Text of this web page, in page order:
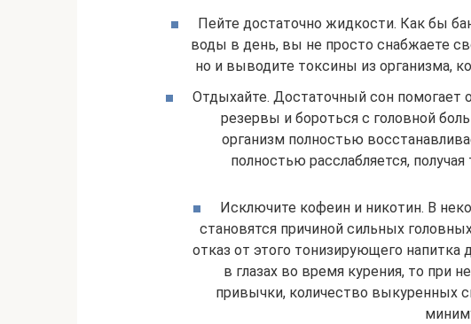
Пейте достаточно жидкости. Как бы
воды в день, вы не просто снабжаете
но и выводите токсины из организма,
Отдыхайте. Достаточный сон помогает
резервы и бороться с головной
организм полностью
полностью расслабляется,
Исключите кофеин и никотин. В
становятся причиной сильных
отказ от этого тонизирующего
в глазах во время курения, то при
привычки, количество выкуренных